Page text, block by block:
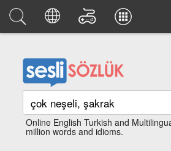
Online English Turkish and
million words and idioms.